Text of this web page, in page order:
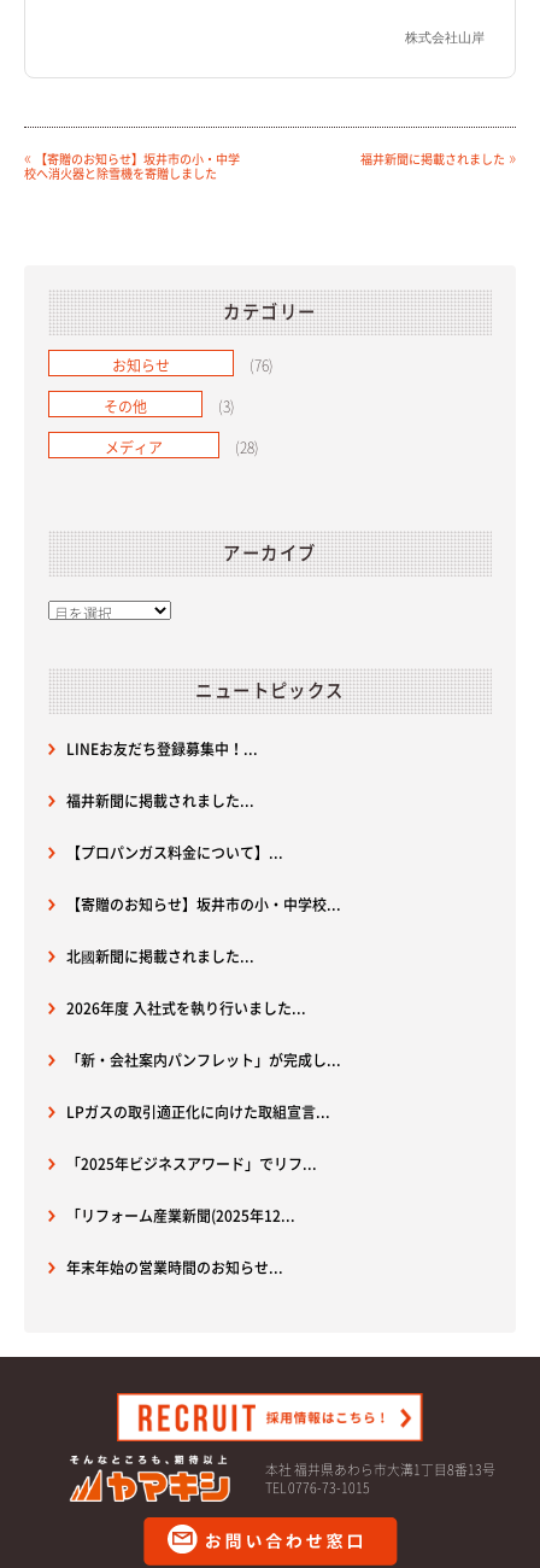
株式会社山岸
«
【寄贈のお知らせ】坂井市の小・中学
校へ消火器と除雪機を寄贈しました
福井新聞に掲載されました »
カテゴリー
お知らせ (76)
その他 (3)
メディア (28)
アーカイブ
ニュートピックス
LINEお友だち登録募集中！...
福井新聞に掲載されました...
【プロパンガス料金について】...
【寄贈のお知らせ】坂井市の小・中学校...
北國新聞に掲載されました...
2026年度 入社式を執り行いました...
「新・会社案内パンフレット」が完成し...
LPガスの取引適正化に向けた取組宣言...
「2025年ビジネスアワード」でリフ...
「リフォーム産業新聞(2025年12...
年末年始の営業時間のお知らせ...
本社 福井県あわら市大溝1丁目8番13号
TEL 0776-73-1015